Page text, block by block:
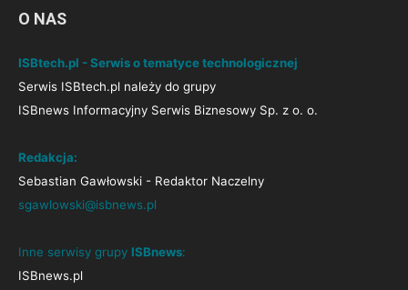
O NAS
ISBtech.pl - Serwis o tematyce technologicznej
Serwis ISBtech.pl należy do grupy
ISBnews Informacyjny Serwis Biznesowy Sp. z o. o.
Redakcja:
Sebastian Gawłowski - Redaktor Naczelny
sgawlowski@isbnews.pl
Inne serwisy grupy ISBnews:
ISBnews.pl